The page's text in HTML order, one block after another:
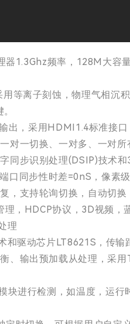
1.3Ghz频率，128M大容
等离子刻蚀，物理气相沉
，采用HDMI1.4标准接口
对一切换、一对多、一对所
同步识别处理(DSIP)技术
口同步性时差=0nS，像素
，支持轮询切换，自动切
理，HDCP协议，3D视频
理
和驱动芯片LT8621S，传
、输出预加载从处理，采
块进行检测，如温度，运